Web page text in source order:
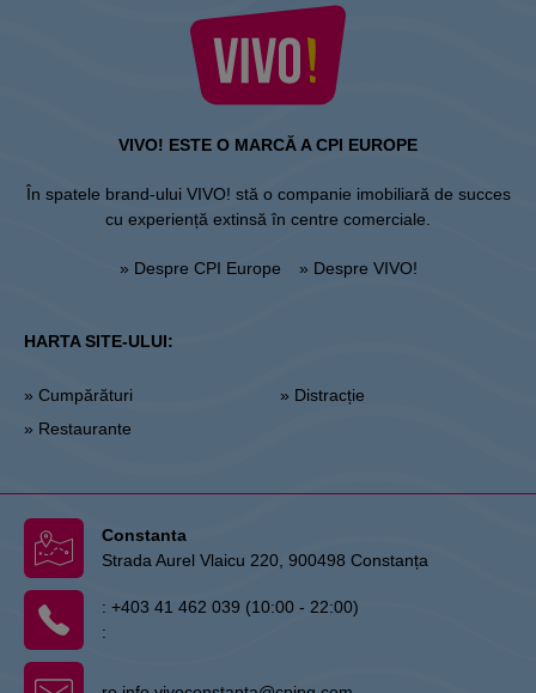
VIVO! ESTE O MARCĂ A CPI EUROPE
În spatele brand-ului VIVO! stă o companie imobiliară de succes
cu experiență extinsă în centre comerciale.
» Despre CPI Europe » Despre VIVO!
HARTA SITE-ULUI:
» Cumpărături
» Restaurante
» Distracție
Constanta
Strada Aurel Vlaicu 220, 900498 Constanța
: +403 41 462 039 (10:00 - 22:00)
: